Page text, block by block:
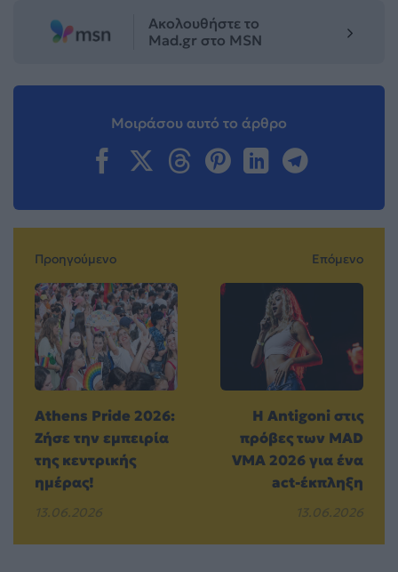
Ακολουθήστε το
Mad.gr στο MSN
Μοιράσου αυτό το άρθρο
Προηγούμενο
Athens Pride 2026:
Ζήσε την εμπειρία
της κεντρικής
ημέρας!
13.06.2026
Επόμενο
Η Antigoni στις
πρόβες των MAD
VMA 2026 για ένα
act-έκπληξη
13.06.2026